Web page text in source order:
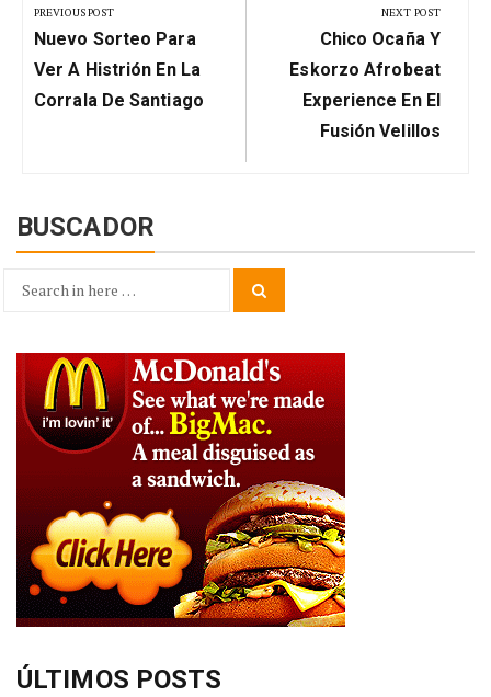
de
entradas
PREVIOUS POST
Previous
Post:
Nuevo Sorteo Para
Ver A Histrión En La
Corrala De Santiago
NEXT POST
Next
Post:
Chico Ocaña Y
Eskorzo Afrobeat
Experience En El
Fusión Velillos
BUSCADOR
Search
ÚLTIMOS POSTS